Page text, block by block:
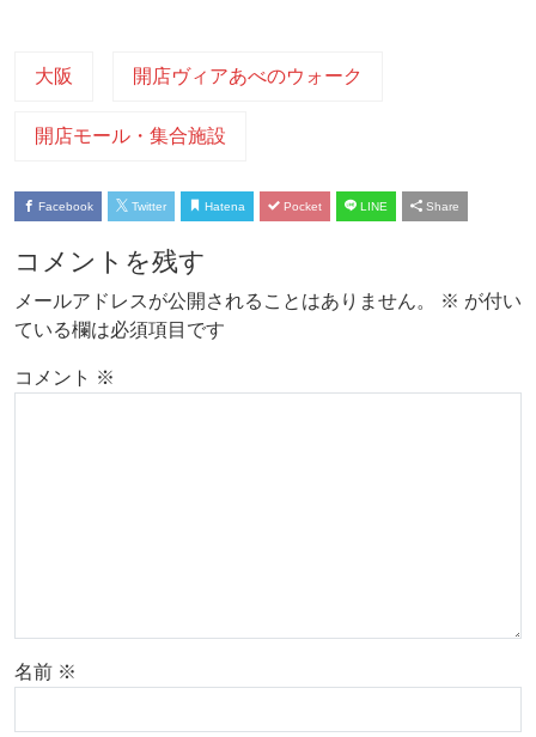
大阪 開店ヴィアあべのウォーク
開店モール・集合施設
Facebook Twitter Hatena Pocket LINE Share
コメントを残す
メールアドレスが公開されることはありません。 ※ が付い
ている欄は必須項目です
コメント ※
名前 ※